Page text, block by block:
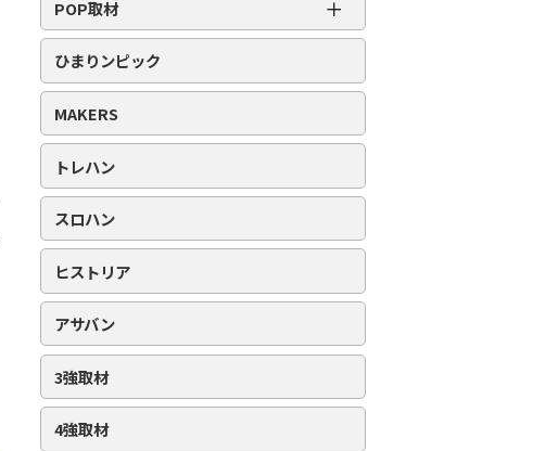
百獣撮［ゴリラ］
百獣撮-改-［ゴリラ］
百獣撮［ゾウ］
スロット乱王
パチンコ乱王
POP取材 ＋
周年番付
POP番付
PICK番付
ひまりンピック
MAKERS
トレハン
スロハン
ヒストリア
アサバン
3強取材
4強取材